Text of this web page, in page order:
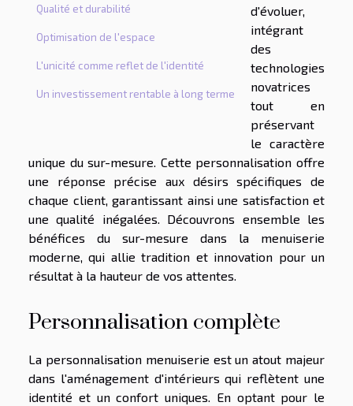
Qualité et durabilité
Optimisation de l'espace
L'unicité comme reflet de l'identité
Un investissement rentable à long terme
d'évoluer,
intégrant
des
technologies
novatrices
tout en
préservant
le caractère
unique du sur-mesure. Cette personnalisation offre
une réponse précise aux désirs spécifiques de
chaque client, garantissant ainsi une satisfaction et
une qualité inégalées. Découvrons ensemble les
bénéfices du sur-mesure dans la menuiserie
moderne, qui allie tradition et innovation pour un
résultat à la hauteur de vos attentes.
Personnalisation complète
La personnalisation menuiserie est un atout majeur
dans l'aménagement d'intérieurs qui reflètent une
identité et un confort uniques. En optant pour le